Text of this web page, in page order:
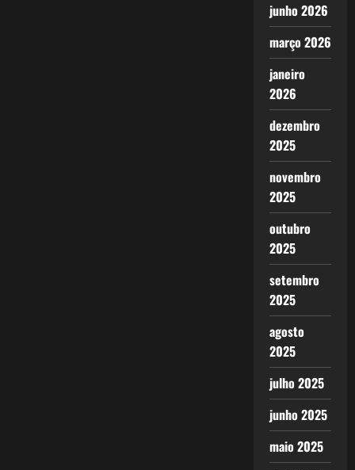
junho 2026
março 2026
janeiro
2026
dezembro
2025
novembro
2025
outubro
2025
setembro
2025
agosto
2025
julho 2025
junho 2025
maio 2025